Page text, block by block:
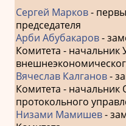
Сергей Марков-
председателя
Арби Абубакаров-
Комитета - начальник
Вячеслав Калганов-
Комитета - начальник
протокольного
Низами Мамишев-